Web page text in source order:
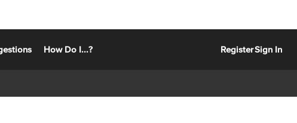
How Do I...? RegisterSign In